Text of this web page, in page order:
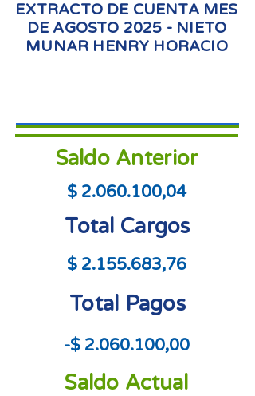
EXTRACTO DE CUENTA MES
DE AGOSTO 2025 - NIETO
MUNAR HENRY HORACIO
Saldo Anterior
$ 2.060.100,04
Total Cargos
$ 2.155.683,76
Total Pagos
-$ 2.060.100,00
Saldo Actual